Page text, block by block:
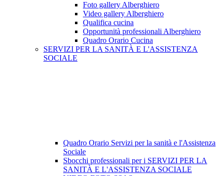
Foto gallery Alberghiero
Video gallery Alberghiero
Qualifica cucina
Opportunità professionali Alberghiero
Quadro Orario Cucina
SERVIZI PER LA SANITÀ E L'ASSISTENZA
SOCIALE
Quadro Orario Servizi per la sanità e l'Assistenza
Sociale
Sbocchi professionali per i SERVIZI PER LA
SANITÀ E L'ASSISTENZA SOCIALE